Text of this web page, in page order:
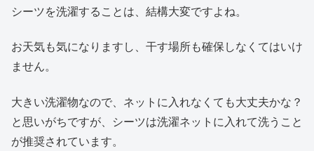
シーツを洗濯することは、結構大変ですよね。
お天気も気になりますし、干す場所も確保しなくてはいけ
ません。
大きい洗濯物なので、ネットに入れなくても大丈夫かな？
と思いがちですが、シーツは洗濯ネットに入れて洗うこと
が推奨されています。